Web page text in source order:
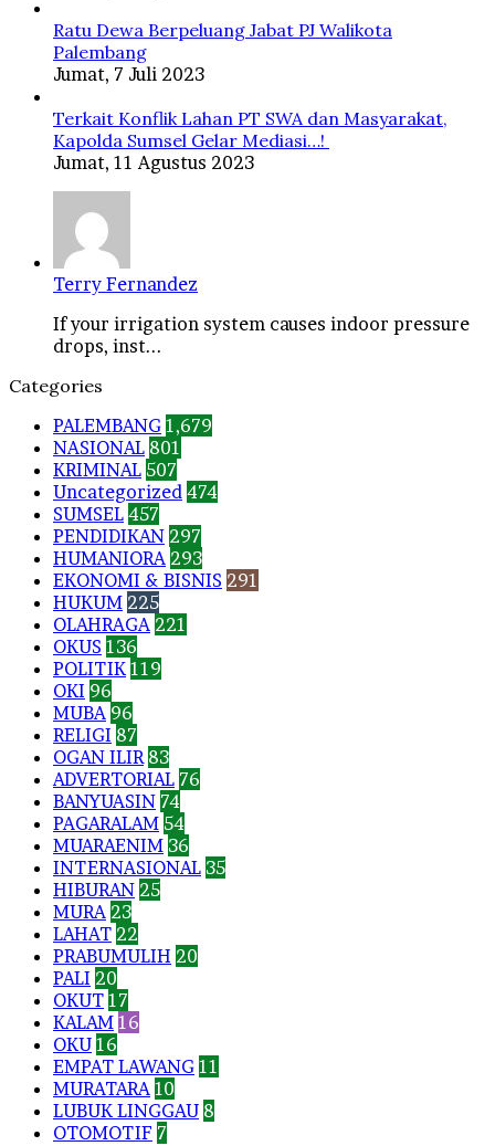
Ratu Dewa Berpeluang Jabat PJ Walikota
Palembang
Jumat, 7 Juli 2023
Terkait Konflik Lahan PT SWA dan Masyarakat,
Kapolda Sumsel Gelar Mediasi…!
Jumat, 11 Agustus 2023
Terry Fernandez
If your irrigation system causes indoor pressure
drops, inst...
Categories
PALEMBANG 1,679
NASIONAL 801
KRIMINAL 507
Uncategorized 474
SUMSEL 457
PENDIDIKAN 297
HUMANIORA 293
EKONOMI & BISNIS 291
HUKUM 225
OLAHRAGA 221
OKUS 136
POLITIK 119
OKI 96
MUBA 96
RELIGI 87
OGAN ILIR 83
ADVERTORIAL 76
BANYUASIN 74
PAGARALAM 54
MUARAENIM 36
INTERNASIONAL 35
HIBURAN 25
MURA 23
LAHAT 22
PRABUMULIH 20
PALI 20
OKUT 17
KALAM 16
OKU 16
EMPAT LAWANG 11
MURATARA 10
LUBUK LINGGAU 8
OTOMOTIF 7